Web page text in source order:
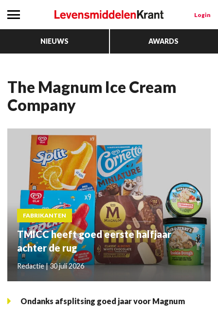
Login
NIEUWS AWARDS
The Magnum Ice Cream
Company
FABRIKANTEN
TMICC heeft goed eerste halfjaar
achter de rug
Redactie | 30 juli 2026
Ondanks afsplitsing goed jaar voor Magnum